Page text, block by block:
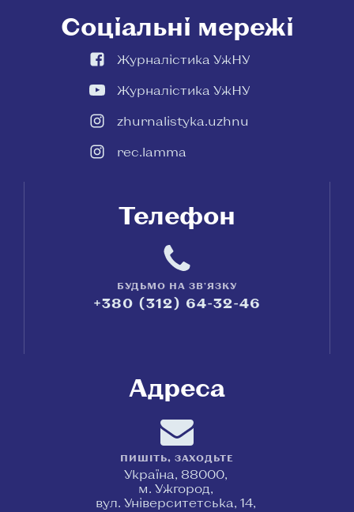
Соціальні мережі
Журналістика УжНУ
Журналістика УжНУ
zhurnalistyka.uzhnu
rec.lamma
Телефон
БУДЬМО НА ЗВ'ЯЗКУ
+380 (312) 64-32-46
Адреса
ПИШІТЬ, ЗАХОДЬТЕ
Україна, 88000,
м. Ужгород,
вул. Університетська, 14,